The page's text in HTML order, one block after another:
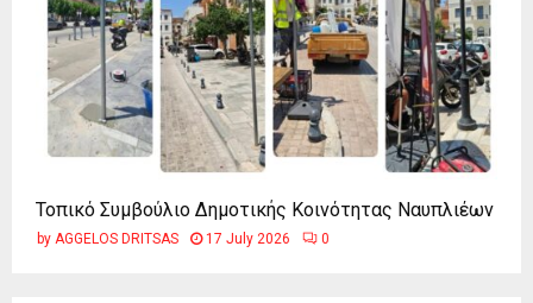
Τοπικό Συμβούλιο Δημοτικής Κοινότητας Ναυπλιέων
by AGGELOS DRITSAS 17 July 2026 0